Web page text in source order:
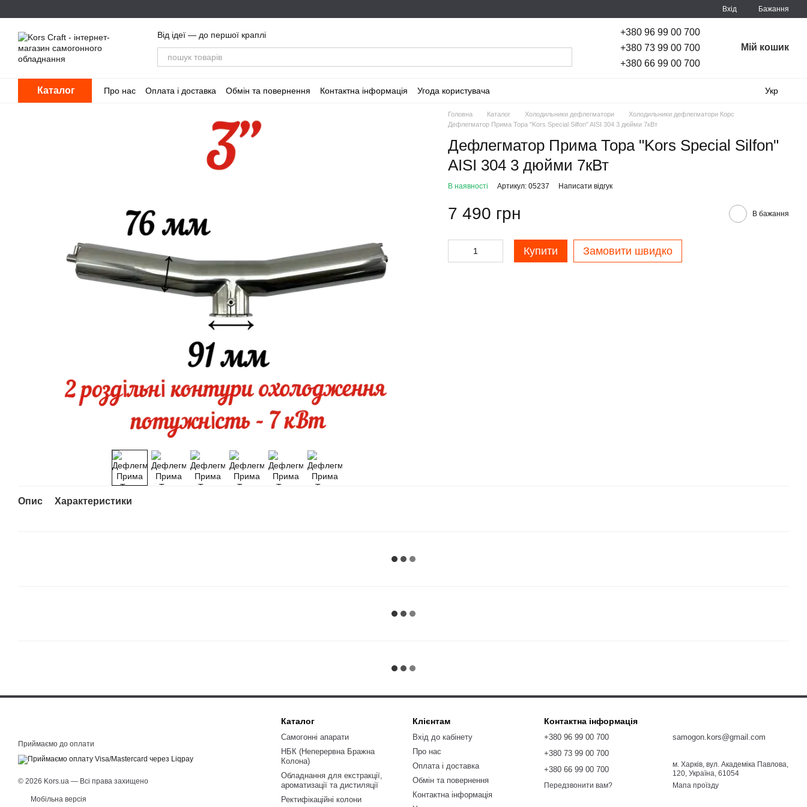
Вхід Бажання
Від ідеї — до першої краплі
+380 96 99 00 700
+380 73 99 00 700
+380 66 99 00 700
Мій кошик
Каталог Про нас Оплата і доставка Обмін та повернення Контактна інформація Угода користувача Укр
Головна Каталог Холодильники дефлегматори
Холодильники дефлегматори Корс
Дефлегматор Прима Тора "Kors Special Silfon" AISI 304 3 дюйми 7кВт
Дефлегматор Прима Тора "Kors Special Silfon"
AISI 304 3 дюйми 7кВт
В наявності Артикул: 05237 Написати відгук
7 490 грн В бажання
Купити Замовити швидко
Опис Характеристики
Приймаємо до оплати
© 2026 Kors.ua — Всі права захищено
Мобільна версія
Каталог
Самогонні апарати
НБК (Неперервна Бражна
Колона)
Обладнання для екстракції,
ароматизації та дистиляції
Ректифікаційні колони
Клієнтам
Вхід до кабінету
Про нас
Оплата і доставка
Обмін та повернення
Контактна інформація
Контактна інформація
+380 96 99 00 700
+380 73 99 00 700
+380 66 99 00 700
Передзвонити вам?
samogon.kors@gmail.com
м. Харків, вул. Академіка Павлова,
120, Україна, 61054
Мапа проїзду